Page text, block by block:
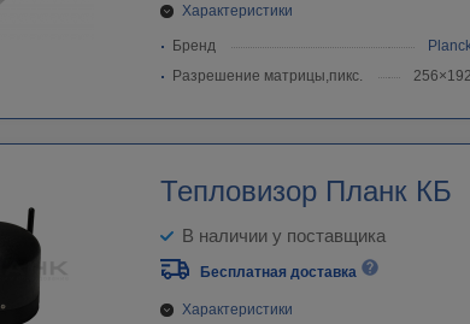
Характеристики
Бренд
Разрешение матрицы,пикс.
256×192
Тепловизор Планк КБ
В наличии у поставщика
Бесплатная доставка
Характеристики